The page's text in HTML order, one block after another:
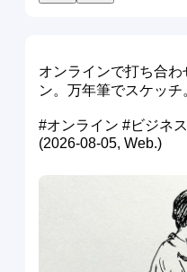
オンラインで打ち合
ン。万年筆でスケッチ
#オンライン #ビジネ
(2026-08-05, Web.)